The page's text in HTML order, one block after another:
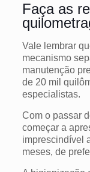
Faça as
Vale lembrar
mecanismo
manutenção
de 20 mil
especialistas.
Com o passar
começar a
imprescindível
meses, de